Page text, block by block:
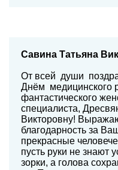
Савина Татьяна
От всей души
Днём медицинского
фантастического
специалиста,
Викторовну!
благодарность за
прекрасные
пусть руки не знают
зорки, а голова